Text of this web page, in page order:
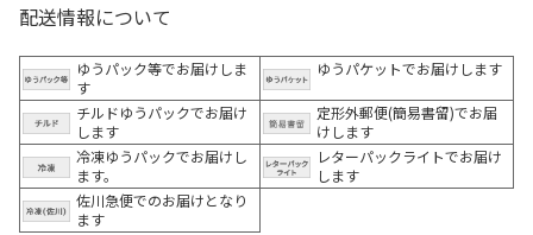
配送情報について
ゆうパック等でお届けしま
す
ゆうパケットでお届けします
チルドゆうパックでお届け
します
定形外郵便(簡易書留)でお届
けします
冷凍ゆうパックでお届けし
ます。
レターパックライトでお届け
します
佐川急便でのお届けとなり
ます